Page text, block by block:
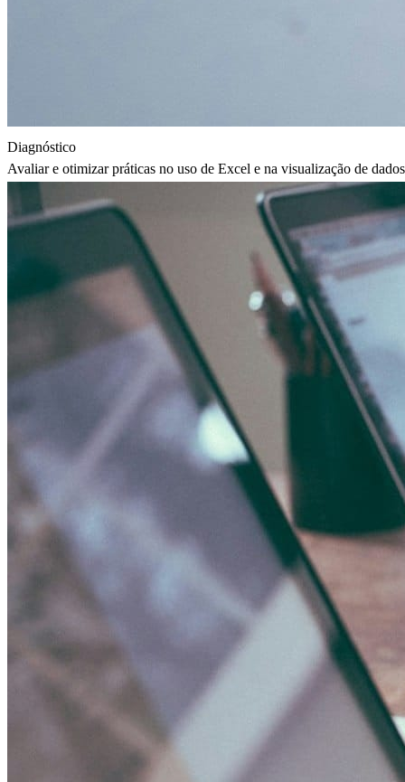
Diagnóstico
Avaliar e otimizar práticas no uso de Excel e na visualização de